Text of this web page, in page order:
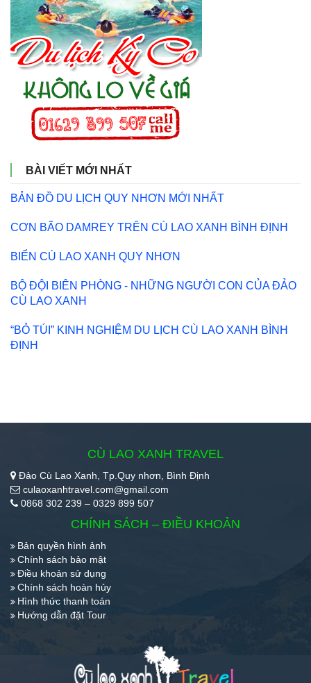
BÀI VIẾT MỚI NHẤT
BẢN ĐỒ DU LỊCH QUY NHƠN MỚI NHẤT
CƠN BÃO DAMREY TRÊN CÙ LAO XANH BÌNH ĐỊNH
BIỂN CÙ LAO XANH QUY NHƠN
BỘ ĐỘI BIÊN PHÒNG - NHỮNG NGƯỜI CON CỦA ĐẢO
CÙ LAO XANH
“BỎ TÚI” KINH NGHIỆM DU LỊCH CÙ LAO XANH BÌNH
ĐỊNH
CÙ LAO XANH TRAVEL
Đảo Cù Lao Xanh, Tp.Quy nhơn, Bình Định
culaoxanhtravel.com@gmail.com
0868 302 239 – 0329 899 507
CHÍNH SÁCH – ĐIỀU KHOẢN
Bản quyền hình ảnh
Chính sách bảo mật
Điều khoản sử dụng
Chính sách hoàn hủy
Hình thức thanh toán
Hướng dẫn đặt Tour